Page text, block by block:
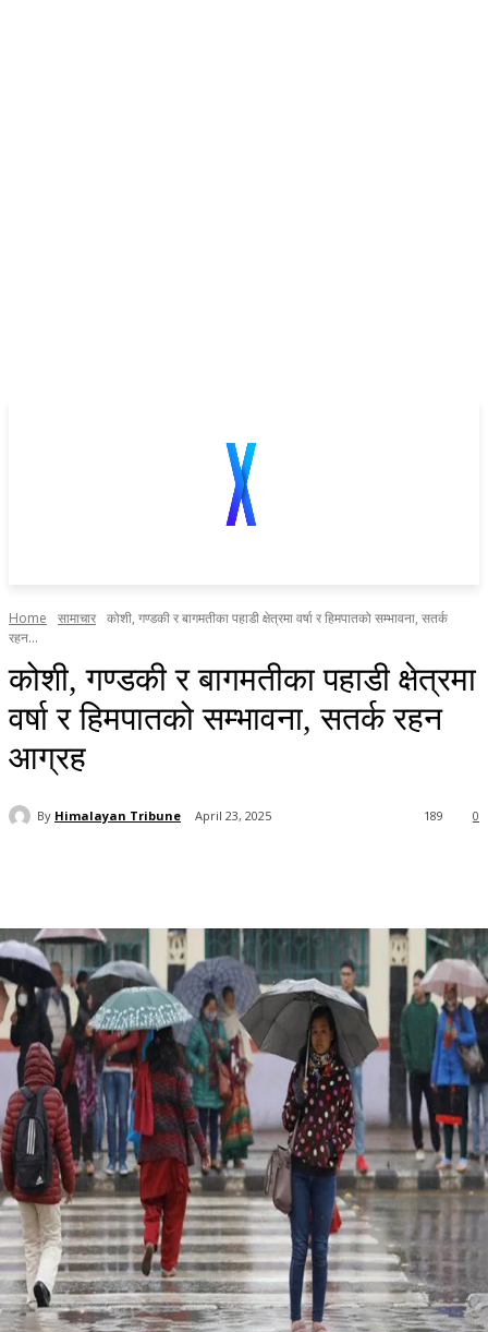
Home सामाचार कोशी, गण्डकी र बागमतीका पहाडी क्षेत्रमा वर्षा र हिमपातको सम्भावना, सतर्क
रहन...
कोशी, गण्डकी र बागमतीका पहाडी क्षेत्रमा
वर्षा र हिमपातको सम्भावना, सतर्क रहन
आग्रह
By Himalayan Tribune April 23, 2025 0
189